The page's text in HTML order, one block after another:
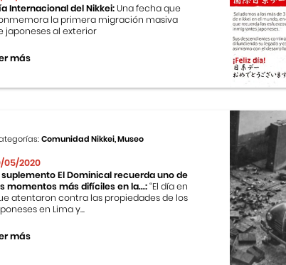
Internacional del Nikkei:Una fecha que
la primera migración masiva
japoneses al exterior
más
Comunidad Nikkei, Museo
05/2020
suplemento El Dominical recuerda uno de
momentos más difíciles en la...:“El día en
atentaron contra las propiedades de los
en Lima y...
más